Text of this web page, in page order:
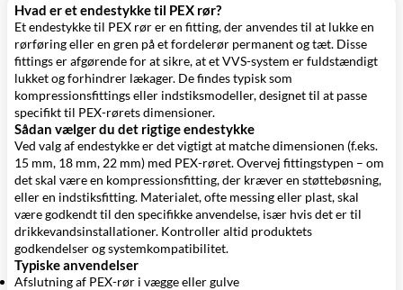
Hvad er et endestykke til PEX rør?
Et endestykke til PEX rør er en fitting, der anvendes til at lukke en
rørføring eller en gren på et fordelerør permanent og tæt. Disse
fittings er afgørende for at sikre, at et VVS-system er fuldstændigt
lukket og forhindrer lækager. De findes typisk som
kompressionsfittings eller indstiksmodeller, designet til at passe
specifikt til PEX-rørets dimensioner.
Sådan vælger du det rigtige endestykke
Ved valg af endestykke er det vigtigt at matche dimensionen (f.eks.
15 mm, 18 mm, 22 mm) med PEX-røret. Overvej fittingstypen – om
det skal være en kompressionsfitting, der kræver en støttebøsning,
eller en indstiksfitting. Materialet, ofte messing eller plast, skal
være godkendt til den specifikke anvendelse, især hvis det er til
drikkevandsinstallationer. Kontroller altid produktets
godkendelser og systemkompatibilitet.
Typiske anvendelser
Afslutning af PEX-rør i vægge eller gulve